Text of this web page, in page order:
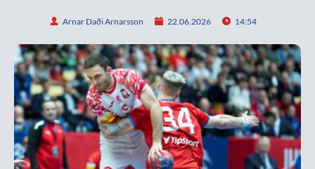
Arnar Daði Arnarsson 22.06.2026 14:54